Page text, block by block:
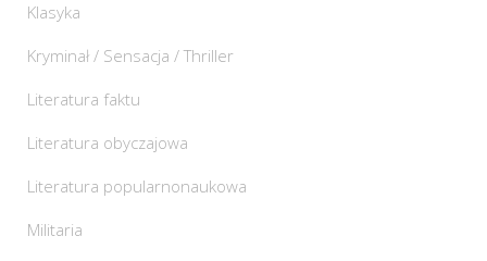
Klasyka
Kryminał / Sensacja / Thriller
Literatura faktu
Literatura obyczajowa
Literatura popularnonaukowa
Militaria